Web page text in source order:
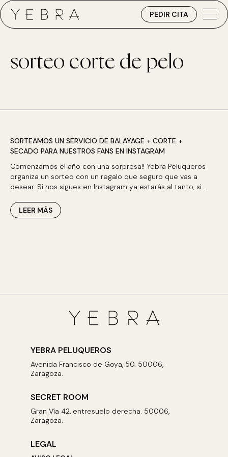
PEDIR CITA
sorteo corte de pelo
SORTEAMOS UN SERVICIO DE BALAYAGE + CORTE +
SECADO PARA NUESTROS FANS EN INSTAGRAM
Comenzamos el año con una sorpresa!! Yebra Peluqueros
organiza un sorteo con un regalo que seguro que vas a
desear. Si nos sigues en Instagram ya estarás al tanto, si…
LEER MÁS
LEGAL
YEBRA PELUQUEROS
Avenida Francisco de Goya, 50. 50006,
Zaragoza.
SECRET ROOM
Gran Vía 42, entresuelo derecha. 50006,
Zaragoza.